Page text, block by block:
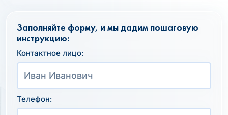
Заполняйте форму, и мы дадим пошаговую
инструкцию:
Контактное лицо:
Телефон: